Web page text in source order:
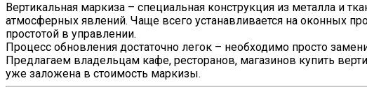
Вертикальная маркиза – специальная конструкция из металла и
атмосферных явлений. Чаще всего устанавливается на оконных
простотой в управлении.
Процесс обновления достаточно легок – необходимо просто
Предлагаем владельцам кафе, ресторанов, магазинов купить
уже заложена в стоимость маркизы.